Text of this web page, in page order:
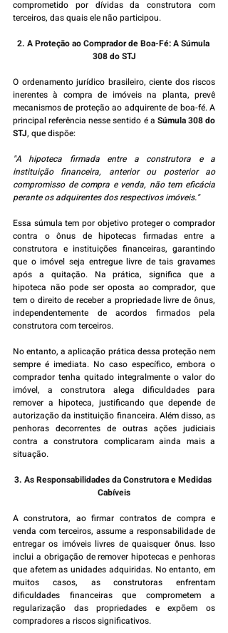
comprometido por dívidas da construtora com
terceiros, das quais ele não participou.
2. A Proteção ao Comprador de Boa-Fé: A Súmula
308 do STJ
O ordenamento jurídico brasileiro, ciente dos riscos
inerentes à compra de imóveis na planta, prevê
mecanismos de proteção ao adquirente de boa-fé. A
principal referência nesse sentido é a Súmula 308 do
STJ, que dispõe:
"A hipoteca firmada entre a construtora e a
instituição financeira, anterior ou posterior ao
compromisso de compra e venda, não tem eficácia
perante os adquirentes dos respectivos imóveis."
Essa súmula tem por objetivo proteger o comprador
contra o ônus de hipotecas firmadas entre a
construtora e instituições financeiras, garantindo
que o imóvel seja entregue livre de tais gravames
após a quitação. Na prática, significa que a
hipoteca não pode ser oposta ao comprador, que
tem o direito de receber a propriedade livre de ônus,
independentemente de acordos firmados pela
construtora com terceiros.
No entanto, a aplicação prática dessa proteção nem
sempre é imediata. No caso específico, embora o
comprador tenha quitado integralmente o valor do
imóvel, a construtora alega dificuldades para
remover a hipoteca, justificando que depende de
autorização da instituição financeira. Além disso, as
penhoras decorrentes de outras ações judiciais
contra a construtora complicaram ainda mais a
situação.
3. As Responsabilidades da Construtora e Medidas
Cabíveis
A construtora, ao firmar contratos de compra e
venda com terceiros, assume a responsabilidade de
entregar os imóveis livres de quaisquer ônus. Isso
inclui a obrigação de remover hipotecas e penhoras
que afetem as unidades adquiridas. No entanto, em
muitos casos, as construtoras enfrentam
dificuldades financeiras que comprometem a
regularização das propriedades e expõem os
compradores a riscos significativos.